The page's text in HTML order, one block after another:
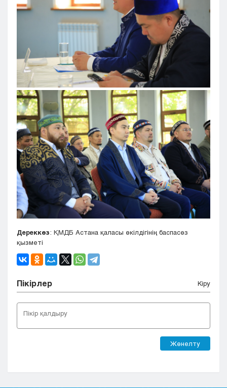
Дереккөз: ҚМДБ Астана қаласы өкілдігінің баспасөз
қызметі
Пікірлер Кіру
Жөнелту